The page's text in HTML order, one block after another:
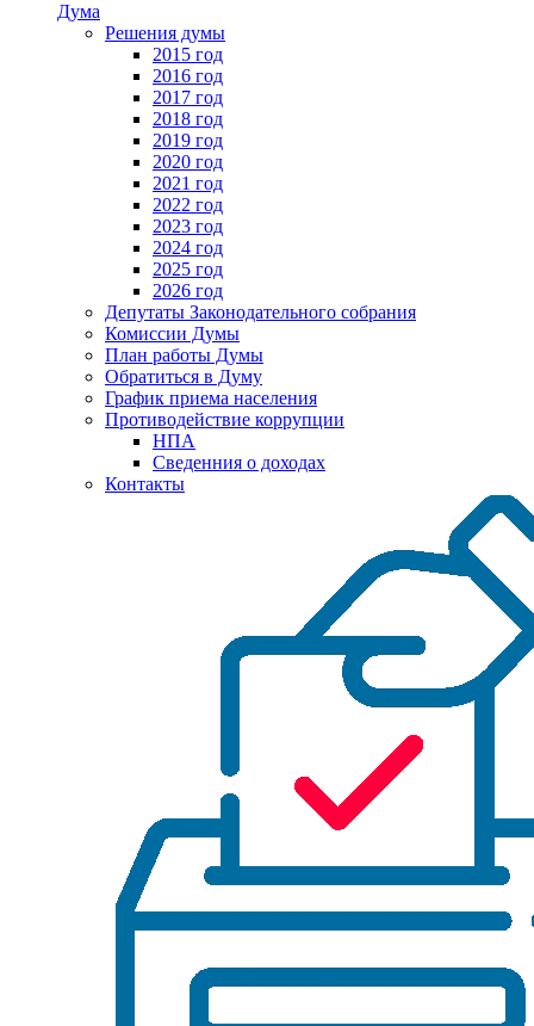
Дума
Решения думы
2015 год
2016 год
2017 год
2018 год
2019 год
2020 год
2021 год
2022 год
2023 год
2024 год
2025 год
2026 год
Депутаты Законодательного собрания
Комиссии Думы
План работы Думы
Обратиться в Думу
График приема населения
Противодействие коррупции
НПА
Сведенния о доходах
Контакты